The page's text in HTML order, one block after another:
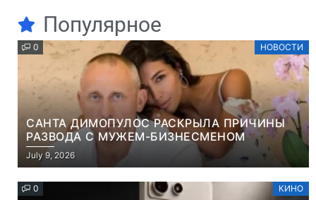
Популярное
0 НОВОСТИ
САНТА ДИМОПУЛОС РАСКРЫЛА ПРИЧИНЫ
РАЗВОДА С МУЖЕМ-БИЗНЕСМЕНОМ
July 9, 2026
0 КИНО